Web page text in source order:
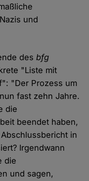
und
desbfg
"Liste mit
"Der Prozess um
fast zehn Jahre.
die
beendet haben,
in
Irgendwann
die
und sagen,